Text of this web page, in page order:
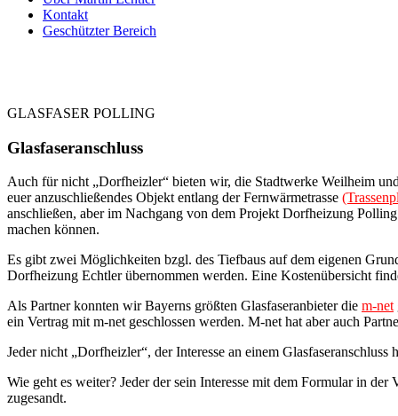
Kontakt
Geschützter Bereich
GLASFASER POLLING
Glasfaseranschluss
Auch für nicht „Dorfheizler“ bieten wir, die Stadtwerke Weilheim
euer anzuschließendes Objekt entlang der Fernwärmetrasse
anschließen, aber im Nachgang von dem Projekt Dorfheizung
machen können.
Es gibt zwei Möglichkeiten bzgl. des Tiefbaus auf dem eigenen
Dorfheizung Echtler übernommen werden. Eine Kostenübersicht
Als Partner konnten wir Bayerns größten Glasfaseranbieter die m-net
ein Vertrag mit m-net geschlossen werden. M-net hat aber auch
Jeder nicht „Dorfheizler“, der Interesse an einem
Wie geht es weiter? Jeder der sein Interesse mit dem Formular in
zugesandt.